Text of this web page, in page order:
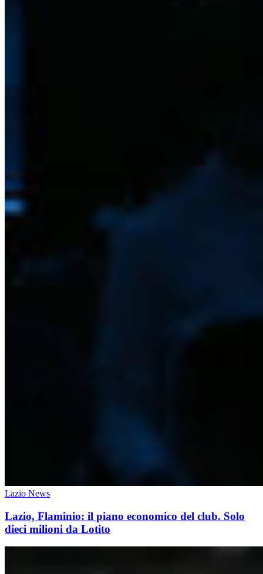
Lazio News
Lazio, Flaminio: il piano economico del club. Solo
dieci milioni da Lotito